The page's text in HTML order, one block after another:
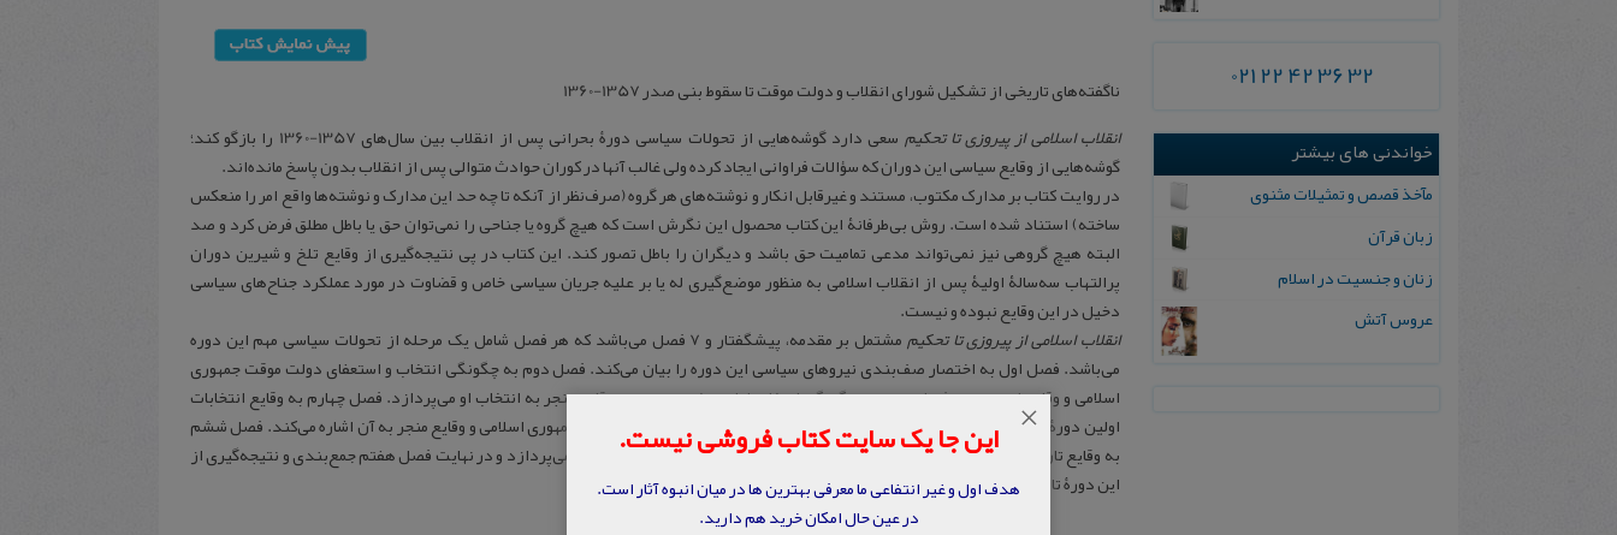
ناگفته‌های‌ تاریخی‌ از تشکیل‌ شورای‌ انقلاب‌ و دولت‌ موقت‌ تا سقوط بنی‌ صدر 1357-1360
انقلاب‌ اسلامی‌ از پیروزی‌ تا تحکیم‌
سعی دارد گوشه‌هایی از تحولات سیاسی دورۀ بحرانی پس از انقلاب بین سال‌های 1357-1360 را بازگو کند؛
گوشه‌هایی از وقایع سیاسی این دوران که سؤالات فراوانی ایجاد کرده ولی غالب آنها در کوران حوادث متوالی پس از انقلاب بدون پاسخ مانده‌اند.
در روایت کتاب بر مدارک مکتوب، مستند و غیرقابل انکار و نوشته‌های هر گروه (صرف‌نظر از آنکه تا چه حد این مدارک و نوشته‌ها واقع امر را منعکس
ساخته) استناد شده است. روش بی‌طرفانۀ این کتاب محصول این نگرش است که هیچ گروه یا جناحی را نمی‌توان حق یا باطل مطلق فرض کرد و صد
البته هیچ گروهی نیز نمی‌تواند مدعی تمامیت حق باشد و دیگران را باطل تصور کند. این کتاب در پی نتیجه‌گیری از وقایع تلخ و شیرین دوران
پرالتهاب سه‌سالۀ اولیۀ پس از انقلاب اسلامی به منظور موضع‌گیری له یا بر علیه جریان سیاسی خاص و قضاوت در مورد عملکرد جناح‌های سیاسی
دخیل در این وقایع نبوده و نیست.
انقلاب‌ اسلامی‌ از پیروزی‌ تا تحکیم‌
مشتمل بر مقدمه، پیشگفتار و 7 فصل می‌باشد که هر فصل شامل یک مرحله از تحولات سیاسی مهم این دوره
می‌باشد. فصل اول به اختصار صف‌بندی نیروهای سیاسی این دوره را بیان می‌کند. فصل دوم به چگونگی انتخاب و استعفای دولت موقت جمهوری
اسلامی و وقایع این دوره و فصل سوم به چگونگی انتخاب اولین رئیس جمهور و وقایع منجر به انتخاب او می‌پردازد. فصل چهارم به وقایع انتخابات
اولین دورۀ مجلس شورای اسلامی و فصل پنجم به چگونگی انتخاب اولین نخست وزیر جمهوری اسلامی و وقایع منجر به آن اشاره می‌کند. فصل ششم
به وقایع تاریخی منجر به رأی عدم اعتماد مجلس به اولین رئیس جمهور جمهوری اسلامی می‌پردازد و در نهایت فصل هفتم جمع‌بندی و نتیجه‌گیری از
این دورۀ تاریخی پرالتهاب را بیان می‌کند.
021 22 42 36 32
خواندنی های بیشتر
مآخذ قصص و تمثیلات مثنوی
زبان قرآن
زنان و جنسیت در اسلام
عروس آتش
این جا یک سایت کتاب فروشی نیست.
هدف اول و غیر انتفاعی ما معرفی بهترین ها در میان انبوه آثار است.
در عین حال امکان خرید هم دارید.
×